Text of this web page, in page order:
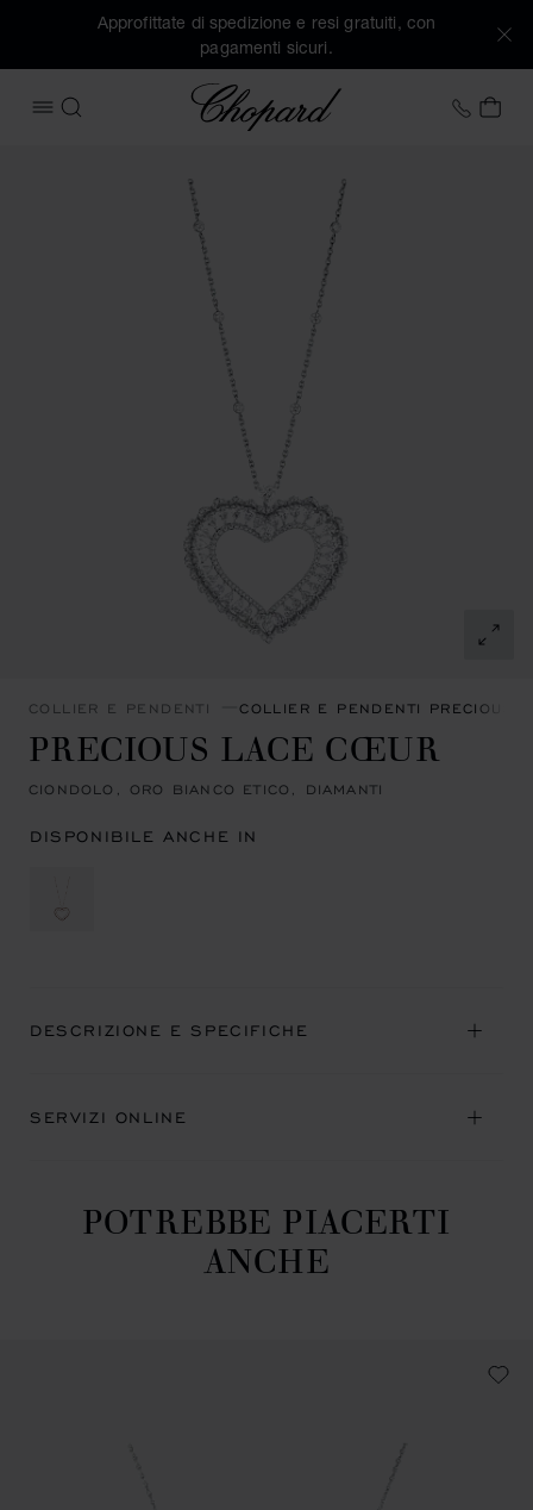
Approfittate di spedizione e resi gratuiti, con
pagamenti sicuri.
APRIRE IL MENU
CERCA
Chopard +39
IL
COLLIER E PENDENTI COLLIER E PENDENTI PRECIOUS
PRECIOUS LACE CŒUR
CIONDOLO, ORO BIANCO ETICO, DIAMANTI
DISPONIBILE ANCHE IN
DESCRIZIONE E SPECIFICHE
SERVIZI ONLINE
POTREBBE PIACERTI
ANCHE